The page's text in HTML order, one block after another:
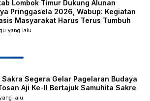
Lombok Timur Dukung Alunan
Pringgasela 2026, Wabup: Kegiatan
Masyarakat Harus Terus Tumbuh
yang lalu
Sakra Segera Gelar Pagelaran Budaya
Aji Ke-II Bertajuk Samuhita Sakre
lalu